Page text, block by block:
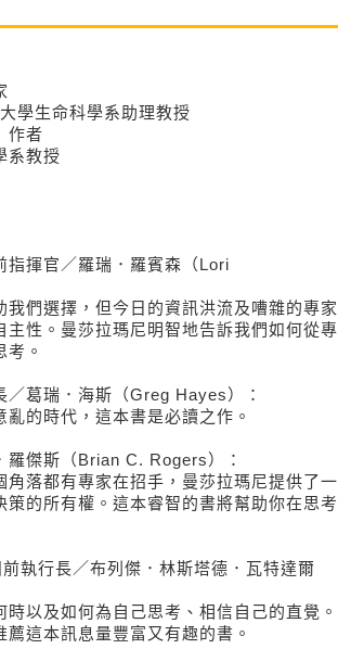
生命科學系助理教授
作者
教授
揮官／羅瑞．羅賓森（Lori
們選擇，但今日的資訊洪流及嘈雜的專家
性。曼莎拉瑪尼明智地告訴我們如何從專
考。
葛瑞．海斯（Greg Hayes）：
的時代，這本書是必讀之作。
傑斯（Brian C. Rogers）：
落都有專家在招手，曼莎拉瑪尼提供了一
的所有權。這本睿智的書將幫助你在思考
行長／布列傑．林斯塔德．瓦特達爾
及如何為自己思考、相信自己的直覺。
這本訊息量豐富又有趣的書。